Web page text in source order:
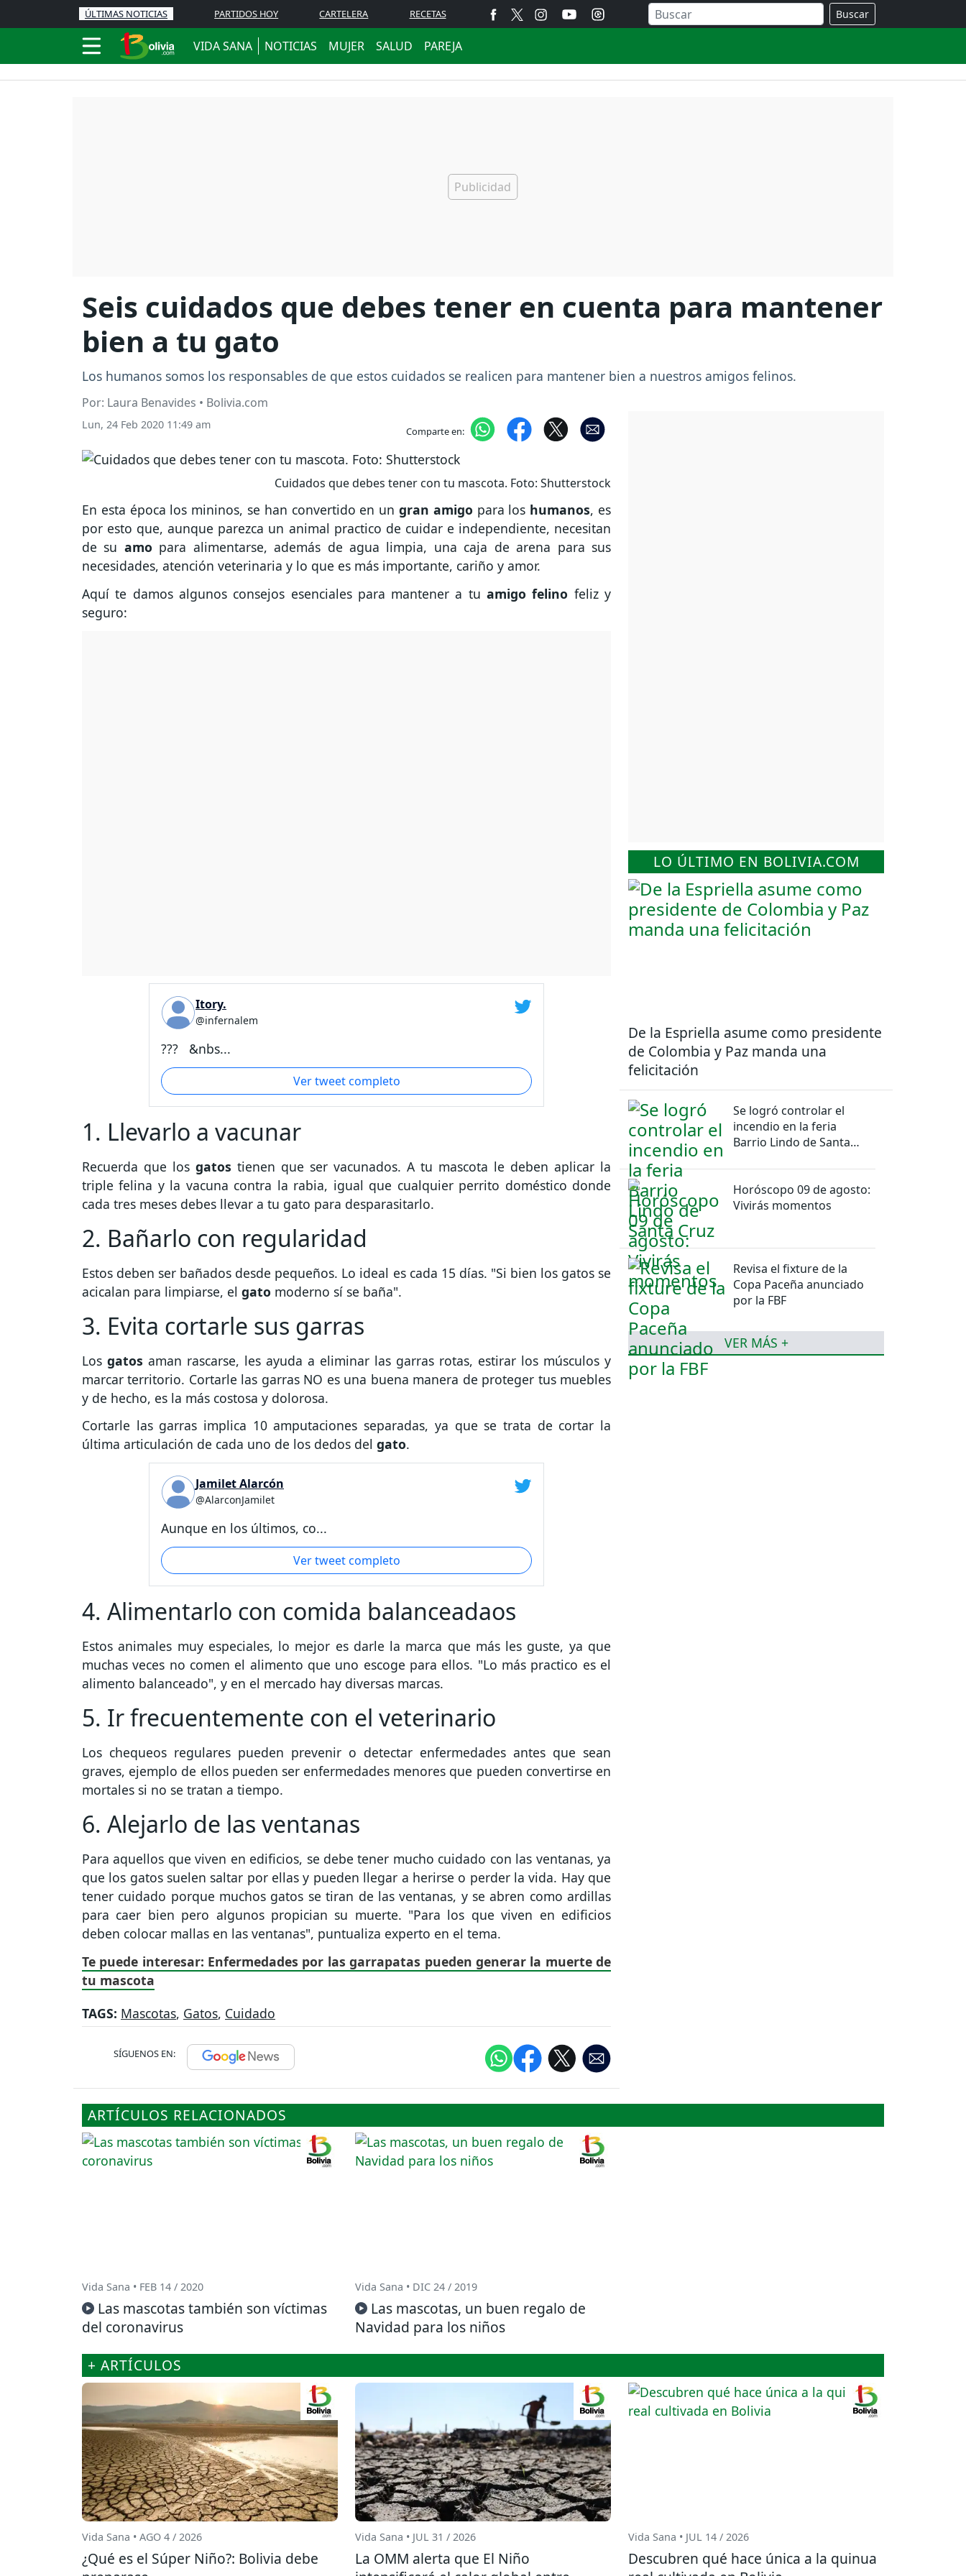
ÚLTIMAS NOTICIAS PARTIDOS HOY CARTELERA RECETAS Buscar
VIDA SANA NOTICIAS MUJER SALUD PAREJA
Seis cuidados que debes tener en cuenta para mantener
bien a tu gato
Los humanos somos los responsables de que estos cuidados se realicen para mantener bien a nuestros amigos felinos.
Por: Laura Benavides • Bolivia.com
Lun, 24 Feb 2020 11:49 am Comparte en:
Cuidados que debes tener con tu mascota. Foto: Shutterstock
En esta época los mininos, se han convertido en un gran amigo para los humanos, es
por esto que, aunque parezca un animal practico de cuidar e independiente, necesitan
de su amo para alimentarse, además de agua limpia, una caja de arena para sus
necesidades, atención veterinaria y lo que es más importante, cariño y amor.
Aquí te damos algunos consejos esenciales para mantener a tuamigo felino feliz y
seguro:
Itory.
@infernalem
??? &nbs...
Ver tweet completo
1. Llevarlo a vacunar
Recuerda que los gatos tienen que ser vacunados. A tu mascota le deben aplicar la
triple felina y la vacuna contra la rabia, igual que cualquier perrito doméstico donde
cada tres meses debes llevar a tu gato para desparasitarlo.
2. Bañarlo con regularidad
Estos deben ser bañados desde pequeños. Lo ideal es cada 15 días. "Si bien los gatos se
acicalan para limpiarse, el gato moderno sí se baña".
3. Evita cortarle sus garras
Los gatos aman rascarse, les ayuda a eliminar las garras rotas, estirar los músculos y
marcar territorio. Cortarle las garras NO es una buena manera de proteger tus muebles
y de hecho, es la más costosa y dolorosa.
Cortarle las garras implica 10 amputaciones separadas, ya que se trata de cortar la
última articulación de cada uno de los dedos del gato.
Jamilet Alarcón
@AlarconJamilet
Aunque en los últimos, co...
Ver tweet completo
4. Alimentarlo con comida balanceadaos
Estos animales muy especiales, lo mejor es darle la marca que más les guste, ya que
muchas veces no comen el alimento que uno escoge para ellos. "Lo más practico es el
alimento balanceado", y en el mercado hay diversas marcas.
5. Ir frecuentemente con el veterinario
Los chequeos regulares pueden prevenir o detectar enfermedades antes que sean
graves, ejemplo de ellos pueden ser enfermedades menores que pueden convertirse en
mortales si no se tratan a tiempo.
6. Alejarlo de las ventanas
Para aquellos que viven en edificios, se debe tener mucho cuidado con las ventanas, ya
que los gatos suelen saltar por ellas y pueden llegar a herirse o perder la vida. Hay que
tener cuidado porque muchos gatos se tiran de las ventanas, y se abren como ardillas
para caer bien pero algunos propician su muerte. "Para los que viven en edificios
deben colocar mallas en las ventanas", puntualiza experto en el tema.
Te puede interesar: Enfermedades por las garrapatas pueden generar la muerte de
tu mascota
TAGS: Mascotas, Gatos, Cuidado
SÍGUENOS EN:
LO ÚLTIMO EN BOLIVIA.COM
De la Espriella asume como presidente
de Colombia y Paz manda una
felicitación
Se logró controlar el
incendio en la feria
Barrio Lindo de Santa
Horóscopo 09 de agosto:
Vivirás momentos
Revisa el fixture de la
Copa Paceña anunciado
por la FBF
VER MÁS +
ARTÍCULOS RELACIONADOS
Vida Sana • FEB 14 / 2020
Las mascotas también son víctimas
del coronavirus
Vida Sana • DIC 24 / 2019
Las mascotas, un buen regalo de
Navidad para los niños
+ ARTÍCULOS
Vida Sana • AGO 4 / 2026
¿Qué es el Súper Niño?: Bolivia debe
Vida Sana • JUL 31 / 2026
La OMM alerta que El Niño
Vida Sana • JUL 14 / 2026
Descubren qué hace única a la quinua